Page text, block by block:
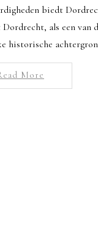
biedt
als een van
historische
More